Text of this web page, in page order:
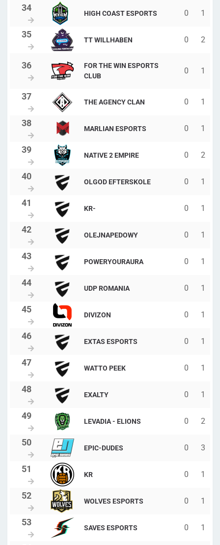
HIGH COAST ESPORTS 0 1
TT WILLHABEN 0 2
FOR THE WIN ESPORTS
CLUB
0 1
THE AGENCY CLAN 0 1
MARLIAN ESPORTS 0 1
NATIVE 2 EMPIRE 0 2
OLGOD EFTERSKOLE 0 1
KR- 0 1
OLEJNAPEDOWY 0 1
POWERYOURAURA 0 1
UDP ROMANIA 0 1
DIVIZON 0 1
EXTAS ESPORTS 0 1
WATTO PEEK 0 1
EXALTY 0 1
LEVADIA - ELIONS 0 2
EPIC-DUDES 0 3
KR 0 1
WOLVES ESPORTS 0 1
SAVES ESPORTS 0 1